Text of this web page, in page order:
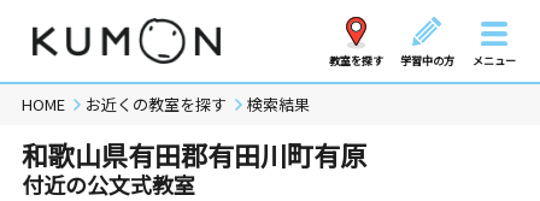
教室を探す 学習中の方 メニュー
HOME お近くの教室を探す 検索結果
和歌山県有田郡有田川町有原
付近の公文式教室